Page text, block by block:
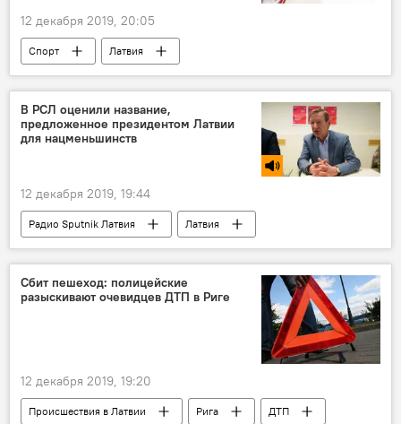
12 декабря 2019, 20:05
Спорт
Латвия
Латвийский олимпийский комитет (ЛОК)
В РСЛ оценили название,
предложенное президентом Латвии
для нацменьшинств
12 декабря 2019, 19:44
Радио Sputnik Латвия
Латвия
Эгилс Левитс
Юрий Петропавловский
партия "Русский союз Латвии"
президент
русские
Сбит пешеход: полицейские
разыскивают очевидцев ДТП в Риге
12 декабря 2019, 19:20
Происшествия в Латвии Рига
ДТП